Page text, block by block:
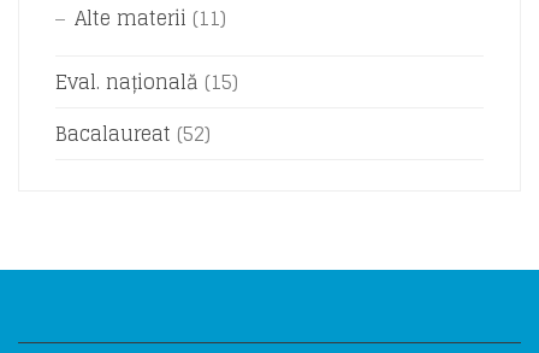
Alte materii (11)
Eval. națională (15)
Bacalaureat (52)